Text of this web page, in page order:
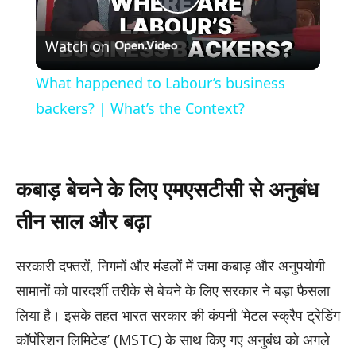
Play
Video
Watch on
What happened to Labour’s business
backers? | What’s the Context?
कबाड़ बेचने के लिए एमएसटीसी से अनुबंध
तीन साल और बढ़ा
​सरकारी दफ्तरों, निगमों और मंडलों में जमा कबाड़ और अनुपयोगी
सामानों को पारदर्शी तरीके से बेचने के लिए सरकार ने बड़ा फैसला
लिया है। इसके तहत भारत सरकार की कंपनी ‘मेटल स्क्रैप ट्रेडिंग
कॉर्पाेरेशन लिमिटेड’ (MSTC) के साथ किए गए अनुबंध को अगले